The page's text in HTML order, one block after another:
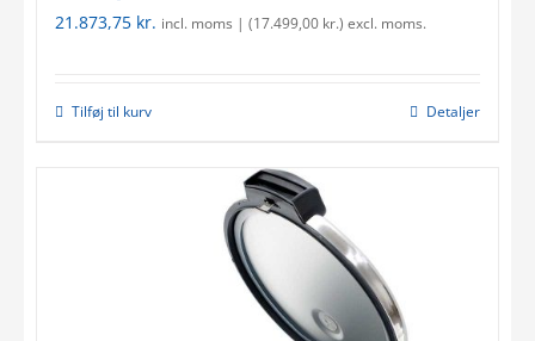
21.873,75 kr. incl. moms | (17.499,00 kr.) excl. moms.
Tilføj til kurv Detaljer